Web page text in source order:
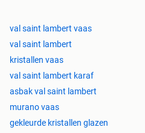
val saint lambert vaas
val saint lambert
kristallen vaas
val saint lambert karaf
asbak val saint lambert
murano vaas
gekleurde kristallen glazen